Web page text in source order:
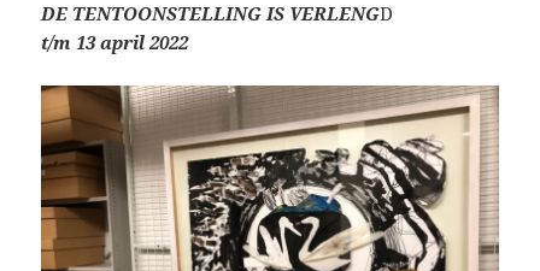
DE TENTOONSTELLING IS VERLENGD
t/m 13 april 2022